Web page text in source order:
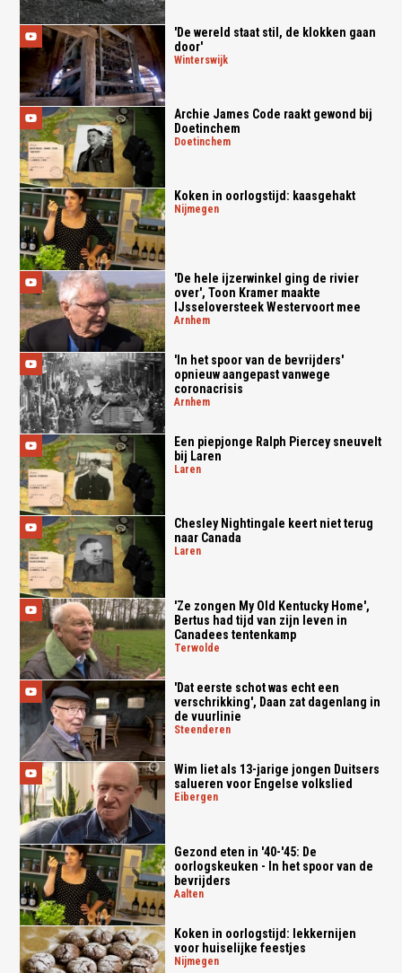
'De wereld staat stil, de klokken gaan
door'
winterswijk
Archie James Code raakt gewond bij
Doetinchem
doetinchem
Koken in oorlogstijd: kaasgehakt
nijmegen
'De hele ijzerwinkel ging de rivier
over', Toon Kramer maakte
IJsseloversteek Westervoort mee
arnhem
'In het spoor van de bevrijders'
opnieuw aangepast vanwege
coronacrisis
arnhem
Een piepjonge Ralph Piercey sneuvelt
bij Laren
laren
Chesley Nightingale keert niet terug
naar Canada
laren
'Ze zongen My Old Kentucky Home',
Bertus had tijd van zijn leven in
Canadees tentenkamp
terwolde
'Dat eerste schot was echt een
verschrikking', Daan zat dagenlang in
de vuurlinie
steenderen
Wim liet als 13-jarige jongen Duitsers
salueren voor Engelse volkslied
eibergen
Gezond eten in '40-'45: De
oorlogskeuken - In het spoor van de
bevrijders
aalten
Koken in oorlogstijd: lekkernijen
voor huiselijke feestjes
nijmegen